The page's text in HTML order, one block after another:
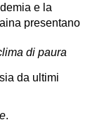
e la
presentano
di paura
da ultimi
.